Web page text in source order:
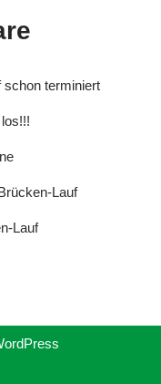
schon terminiert
Lauf
Lauf